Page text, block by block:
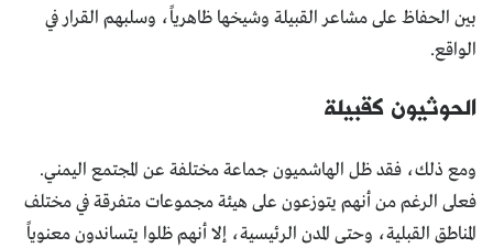
بين الحفاظ على مشاعر القبيلة وشيخها ظاهرياً، وسلبهم القرار في
الواقع.
الحوثيون كقبيلة
ومع ذلك، فقد ظل الهاشميون جماعة مختلفة عن المجتمع اليمني.
فعلى الرغم من أنهم يتوزعون على هيئة مجموعات متفرقة في مختلف
المناطق القبلية، وحتى المدن الرئيسية، إلا أنهم ظلوا يتساندون معنوياً